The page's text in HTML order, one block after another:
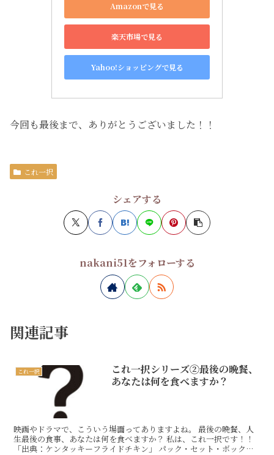
Amazonで見る
楽天市場で見る
Yahoo!ショッピングで見る
今回も最後まで、ありがとうございました！！
これ一択
シェアする
nakani51をフォローする
関連記事
これ一択
これ一択シリーズ②最後の晩餐、
あなたは何を食べますか？
映画やドラマで、こういう場面ってありますよね。 最後の晩餐、人
生最後の食事、あなたは何を食べますか？ 私は、これ一択です！！
「出典：ケンタッキーフライドチキン」 パック・セット・ボックス